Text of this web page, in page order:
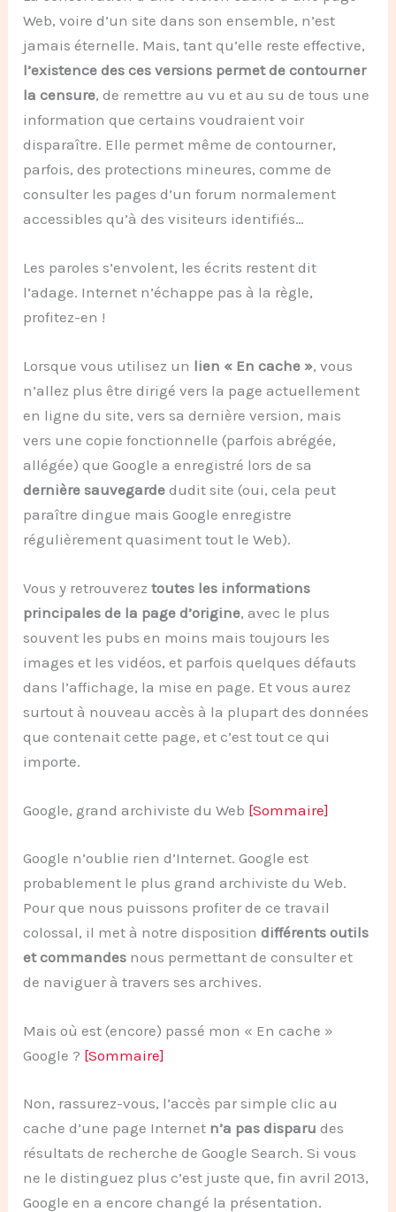
Web, voire d’un site dans son ensemble, n’est
jamais éternelle. Mais, tant qu’elle reste effective,
l’existence des ces versions permet de contourner
la censure, de remettre au vu et au su de tous une
information que certains voudraient voir
disparaître. Elle permet même de contourner,
parfois, des protections mineures, comme de
consulter les pages d’un forum normalement
accessibles qu’à des visiteurs identifiés…
Les paroles s’envolent, les écrits restent dit
l’adage. Internet n’échappe pas à la règle,
profitez-en !
Lorsque vous utilisez un lien « En cache », vous
n’allez plus être dirigé vers la page actuellement
en ligne du site, vers sa dernière version, mais
vers une copie fonctionnelle (parfois abrégée,
allégée) que Google a enregistré lors de sa
dernière sauvegarde dudit site (oui, cela peut
paraître dingue mais Google enregistre
régulièrement quasiment tout le Web).
Vous y retrouvereztoutes les informations
principales de la page d’origine, avec le plus
souvent les pubs en moins mais toujours les
images et les vidéos, et parfois quelques défauts
dans l’affichage, la mise en page. Et vous aurez
surtout à nouveau accès à la plupart des données
que contenait cette page, et c’est tout ce qui
importe.
Google, grand archiviste du Web [Sommaire]
Google n’oublie rien d’Internet. Google est
probablement le plus grand archiviste du Web.
Pour que nous puissons profiter de ce travail
colossal, il met à notre dispositiondifférents outils
et commandes nous permettant de consulter et
de naviguer à travers ses archives.
Mais où est (encore) passé mon « En cache »
Google ? [Sommaire]
Non, rassurez-vous, l’accès par simple clic au
cache d’une page Internet n’a pas disparu des
résultats de recherche de Google Search. Si vous
ne le distinguez plus c’est juste que, fin avril 2013,
Google en a encore changé la présentation.